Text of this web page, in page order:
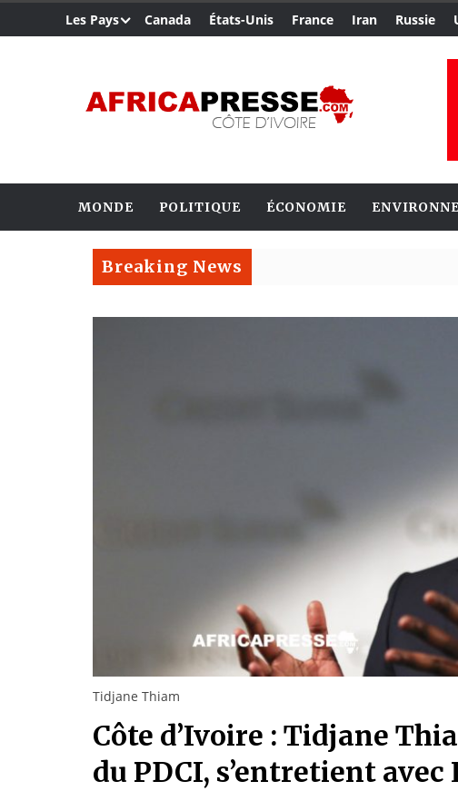
Les Pays Canada États-Unis France Iran Russie
MONDE POLITIQUE ÉCONOMIE
Breaking News
Tidjane Thiam
Côte d’Ivoire : Tidjane
du PDCI, s’entretient